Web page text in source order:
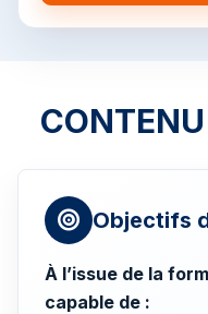
Objectifs
À l’issue de la
capable de :